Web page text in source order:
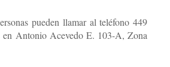
pueden llamar al teléfono 449
Antonio Acevedo E. 103-A, Zona